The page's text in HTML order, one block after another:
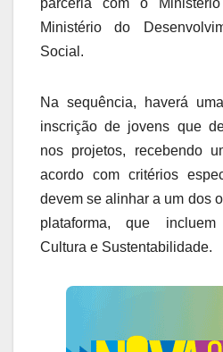
parceria com o
Ministério do
Social.
Na sequência, haverá
inscrição de jovens que
nos projetos, recebendo
acordo com critérios
devem se alinhar a um dos
plataforma, que
Cultura e Sustentabilidade.